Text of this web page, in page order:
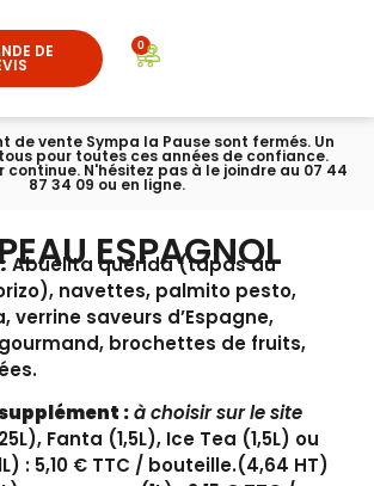
DE 0
de vente Sympa la Pause sont fermés. Un
pour toutes ces années de confiance.
continue. N'hésitez pas à le joindre au 07 44
87 34 09 ou en ligne.
ESPAGNOL
Abuelita querida (tapas au
navettes, palmito pesto,
verrine saveurs d’Espagne,
brochettes de fruits,
:à choisir sur le site
Fanta (1,5L), Ice Tea (1,5L) ou
: 5,10 € TTC / bouteille.(4,64 HT)